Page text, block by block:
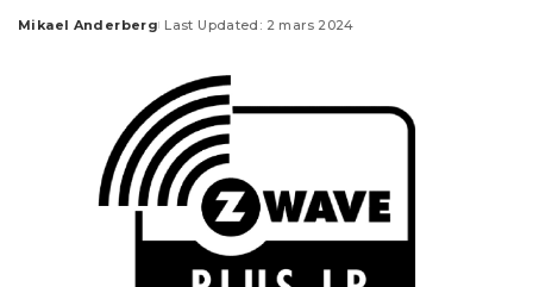
Posted
Mikael Anderberg Last Updated: 2 mars 2024